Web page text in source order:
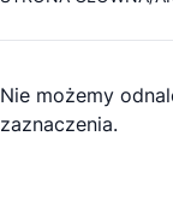
Nie możemy
zaznaczenia.